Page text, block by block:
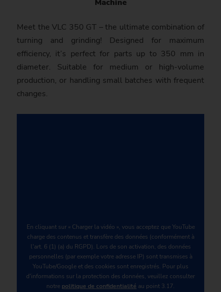
Machine
Meet the VLC 350 GT – the ultimate combination of
turning and grinding! Designed for maximum
efficiency, it’s perfect for parts up to 350 mm in
diameter. Suitable for medium or high-volume
production, or handling small batches with frequent
changes.
En cliquant sur « Charger la vidéo », vous acceptez que YouTube
charge des contenus et transfère des données (conformément à
l'art. 6 (1) (a) du RGPD). Lors de son activation, des données
personnelles (par exemple votre adresse IP) sont transmises à
YouTube/Google et des cookies sont enregistrés. Pour plus
d'informations sur la protection des données, veuillez consulter
notre politique de confidentialité au point 3.17.